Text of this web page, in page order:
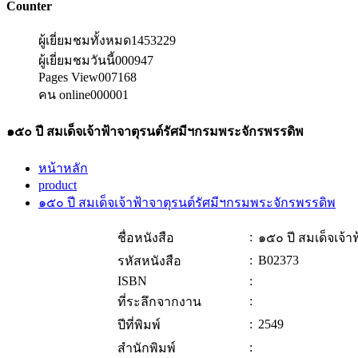
Counter
ผู้เยี่ยมชมทั้งหมด1453229
ผู้เยี่ยมชมวันนี้000947
Pages View007168
คน online000001
๑๕๐ ปี สมเด็จเจ้าฟ้าจาตุรนต์รัศมีฯกรมพระจักรพรรดิพ
หน้าหลัก
product
๑๕๐ ปี สมเด็จเจ้าฟ้าจาตุรนต์รัศมีฯกรมพระจักรพรรดิพ
ชื่อหนังสือ : ๑๕๐ ปี สมเด็จเจ้
รหัสหนังสือ
: B02373
ISBN
:
ที่ระลึกจากงาน
:
ปีที่พิมพ์
: 2549
สำนักพิมพ์
: